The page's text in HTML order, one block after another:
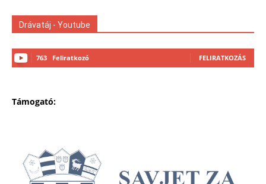
Drávatáj - Youtube
763 Feliratkozó FELIRATKOZÁS
Támogató: